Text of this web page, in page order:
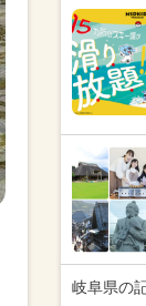
岐阜県の